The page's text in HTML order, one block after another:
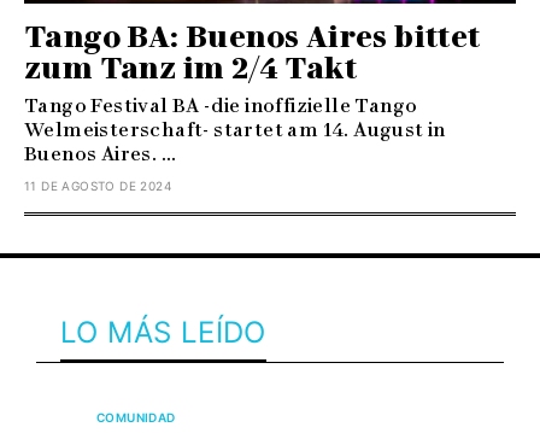
Tango BA: Buenos Aires bittet
zum Tanz im 2/4 Takt
Tango Festival BA -die inoffizielle Tango
Welmeisterschaft- startet am 14. August in
Buenos Aires. ...
11 DE AGOSTO DE 2024
LO MÁS LEÍDO
COMUNIDAD